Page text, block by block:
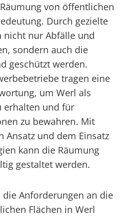
von öffentlichen
Durch gezielte
nicht nur Abfälle und
sondern auch die
geschützt werden.
tragen eine
um Werl als
erhalten und für
zu bewahren. Mit
Ansatz und dem Einsatz
kann die Räumung
gestaltet werden.
die Anforderungen an die
Flächen in Werl